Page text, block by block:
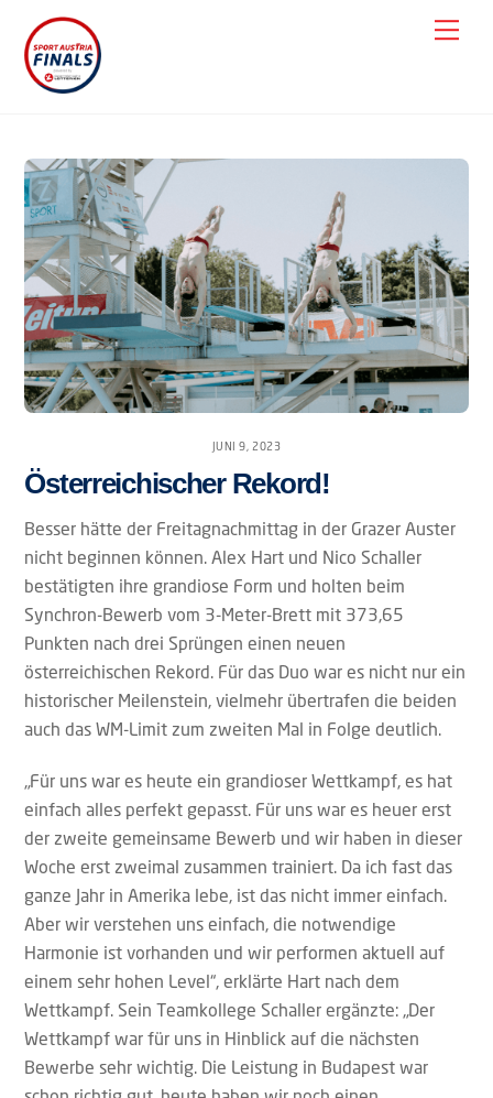
content
JUNI 9, 2023
Österreichischer Rekord!
Besser hätte der Freitagnachmittag in der Grazer Auster
nicht beginnen können. Alex Hart und Nico Schaller
bestätigten ihre grandiose Form und holten beim
Synchron-Bewerb vom 3-Meter-Brett mit 373,65
Punkten nach drei Sprüngen einen neuen
österreichischen Rekord. Für das Duo war es nicht nur ein
historischer Meilenstein, vielmehr übertrafen die beiden
auch das WM-Limit zum zweiten Mal in Folge deutlich.
„Für uns war es heute ein grandioser Wettkampf, es hat
einfach alles perfekt gepasst. Für uns war es heuer erst
der zweite gemeinsame Bewerb und wir haben in dieser
Woche erst zweimal zusammen trainiert. Da ich fast das
ganze Jahr in Amerika lebe, ist das nicht immer einfach.
Aber wir verstehen uns einfach, die notwendige
Harmonie ist vorhanden und wir performen aktuell auf
einem sehr hohen Level“, erklärte Hart nach dem
Wettkampf. Sein Teamkollege Schaller ergänzte: „Der
Wettkampf war für uns in Hinblick auf die nächsten
Bewerbe sehr wichtig. Die Leistung in Budapest war